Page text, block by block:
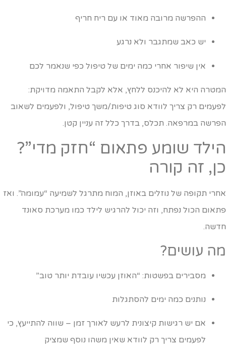
ההפרשה מרובה מאוד או עם ריח חריף
יש כאב שמתגבר ולא נרגע
אין שיפור אחרי כמה ימים של טיפול כפי שנאמר לכם
היא לא להיכנס ללחץ, אלא לקבל התאמה מדויקת:
רק צריך לוודא סוג טיפות/משך טיפול, ולפעמים לשאוב
במרפאה. תכלס, בדרך כלל זה עניין קטן.
שומע פתאום “חזק מדי”?
זה קורה
תקופה של נוזלים באוזן, המוח מתרגל לשמיעה “עמומה”. ואז
הכול נפתח, וזה יכול להרגיש לילד כמו מערכת סאונד
עושים?
מסבירים בפשטות: “האוזן עכשיו עובדת יותר טוב”
נותנים כמה ימים להסתגלות
אם יש רגישות קיצונית לרעש לאורך זמן – שווה להתייעץ, כי
לפעמים צריך רק לוודא שאין משהו נוסף שמציק